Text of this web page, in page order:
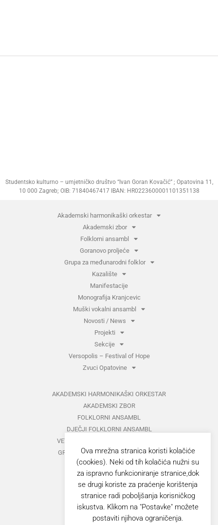
Studentsko kulturno – umjetničko društvo “Ivan Goran Kovačić” ; Opatovina 11,
10 000 Zagreb; OIB: 71840467417 IBAN: HR0223600001101351138
Akademski harmonikaški orkestar
Akademski zbor
Folklorni ansambl
Goranovo proljeće
Grupa za međunarodni folklor
Kazalište
Manifestacije
Monografija Kranjcevic
Muški vokalni ansambl
Novosti / News
Projekti
Sekcije
Versopolis – Festival of Hope
Zvuci Opatovine
AKADEMSKI HARMONIKAŠKI ORKESTAR
AKADEMSKI ZBOR
FOLKLORNI ANSAMBL
DJEČJI FOLKLORNI ANSAMBL
VETERANI FOLKLORNOG ANSAMBLA
GRUPA ZA MEĐUNARODNI FOLKLOR
KAZALIŠTE
MUŠKI VOKALNI ANSAMBL
ZAJEDNIČKI KONCERTI
GORANOVO PROLJEĆE
Ova mrežna stranica koristi kolačiće
(cookies). Neki od tih kolačića nužni su
za ispravno funkcioniranje stranice,dok
se drugi koriste za praćenje korištenja
stranice radi poboljšanja korisničkog
iskustva. Klikom na "Postavke" možete
postaviti njihova ograničenja.